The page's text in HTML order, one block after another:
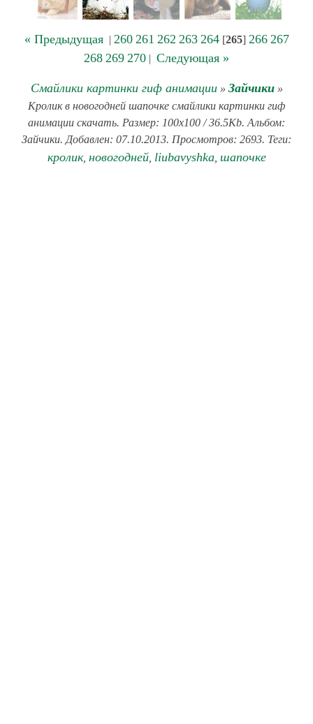
« Предыдущая| 260 261 262 263 264[265] 266 267
268 269 270 | Следующая »
Смайлики картинки гиф анимации» Зайчики»
Кролик в новогодней шапочке смайлики картинки гиф
анимации скачать. Размер: 100x100 / 36.5Kb. Альбом:
Зайчики. Добавлен: 07.10.2013. Просмотров: 2693. Теги:
кролик, новогодней, liubavyshka, шапочке